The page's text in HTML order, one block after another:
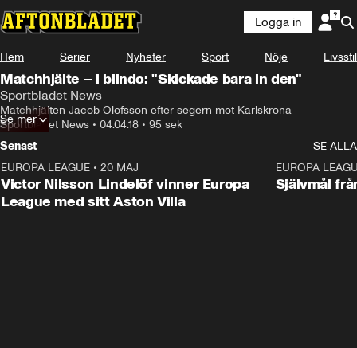
Logga in
Hem Serier Nyheter Sport Nöje Livsstil
Matchhjälte – i blindo: "Skickade bara in den"
Sportbladet News
Matchhjälten Jacob Olofsson efter segern mot Karlskrona
Sportbladet News • 04.04.18 • 95 sek
Se mer
Senast
SE ALLA
EUROPA LEAGUE • 20 MAJ
Victor Nilsson Lindelöf vinner Europa
League med sitt Aston Villa
EUROPA
Självmål